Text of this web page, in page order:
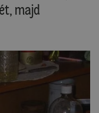
majd